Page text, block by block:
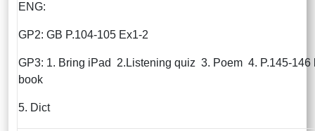
ENG:
GP2: GB P.104-105 Ex1-2
GP3: 1. Bring iPad 2.Listening quiz 3. Poem 4. P.145-146
book
5. Dict